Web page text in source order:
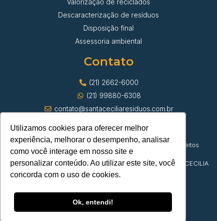
Utilizamos cookies para oferecer melhor
experiência, melhorar o desempenho, analisar
como você interage em nosso site e
personalizar conteúdo. Ao utilizar este site, você
concorda com o uso de cookies.
Ok, entendi!
Valorização de reciclados
Descaracterização de resíduos
Disposição final
Assessoria ambiental
Contato
(21) 2662-6000
(21) 99880-6308
contato@santaceciliaresiduos.com.br
© Santa Cecília Transporte de Resíduos | Todos os direitos
reservados
CNPJ 42.382.879/0001-23 | DEPOSITO DE PAPEL SANTA CECILIA
LTDA